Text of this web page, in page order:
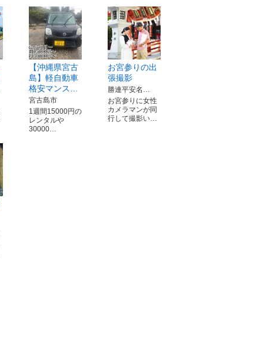
【沖縄県宮古
島】軽自動車
格安マンス…
宮古島市
1週間15000円の
レンタルや
30000…
お宮参りの出
張撮影
勝連平安名…
お宮参りに女性
カメラマンが同
行して撮影い…